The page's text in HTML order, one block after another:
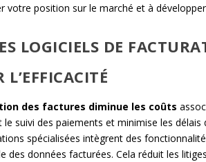
votre position sur le marché et à
LOGICIELS DE
des factures diminue les coûts
suivi des paiements et minimise les
spécialisées intègrent des
des données facturées. Cela réduit les